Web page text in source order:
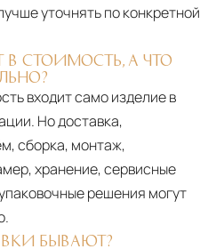
уточнять по конкретной
СТОИМОСТЬ, А ЧТО
входит само изделие в
Но доставка,
сборка, монтаж,
хранение, сервисные
решения могут
БЫВАЮТ?